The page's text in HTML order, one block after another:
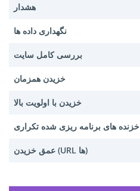
هشدار
نگهداری داده ها
بررسی کامل سایت
خزیدن همزمان
خزیدن با اولویت بالا
خزنده های برنامه ریزی شده تکراری
عمق خزیدن (URL ها)